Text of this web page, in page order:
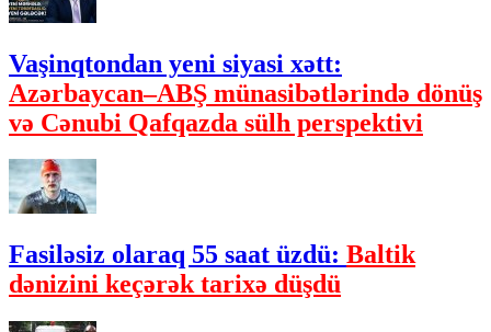
Vaşinqtondan yeni siyasi xətt:
Azərbaycan–ABŞ münasibətlərində dönüş
və Cənubi Qafqazda sülh perspektivi
Fasiləsiz olaraq 55 saat üzdü: Baltik
dənizini keçərək tarixə düşdü